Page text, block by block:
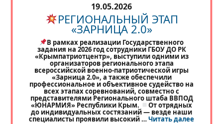
19.05.2026
РЕГИОНАЛЬНЫЙ ЭТАП
«ЗАРНИЦА 2.0»
В рамках реализации Государственного
задания на 2026 год сотрудники ГБОУ ДО РК
«Крымпатриотцентр», выступили одними из
организаторов регионального этапа
всероссийской военно-патриотической игры
«Зарница 2.0», а также обеспечили
профессиональное и объективное судейство на
всех этапах соревнований, совместно с
представителями Регионального штаба ВВПОД
«ЮНАРМИЯ» Республики Крым. От отрядных
до индивидуальных состязаний — везде наши
специалисты проявили высокий …Читать далее«